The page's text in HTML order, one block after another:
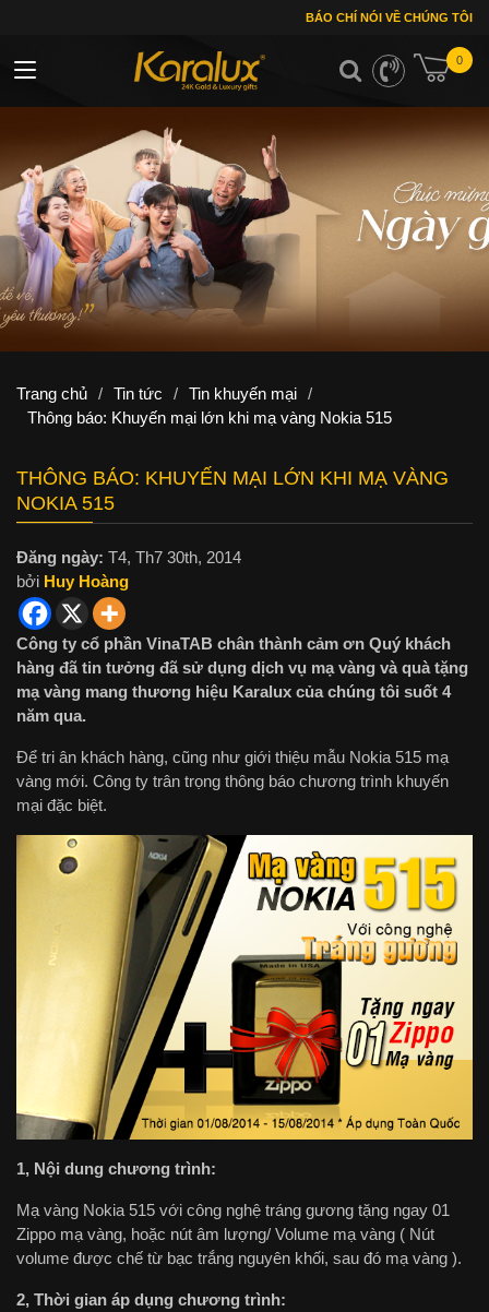
BÁO CHÍ NÓI VỀ CHÚNG TÔI
0
Toggle navigation
Trang chủ / Tin tức / Tin khuyến mại /
Thông báo: Khuyến mại lớn khi mạ vàng Nokia 515
THÔNG BÁO: KHUYẾN MẠI LỚN KHI MẠ VÀNG
NOKIA 515
Đăng ngày: T4, Th7 30th, 2014
bởi Huy Hoàng
Công ty cổ phần VinaTAB chân thành cảm ơn Quý khách
hàng đã tin tưởng đã sử dụng dịch vụ mạ vàng và quà tặng
mạ vàng mang thương hiệu Karalux của chúng tôi suốt 4
năm qua.
Để tri ân khách hàng, cũng như giới thiệu mẫu Nokia 515 mạ
vàng mới. Công ty trân trọng thông báo chương trình khuyến
mại đặc biệt.
1, Nội dung chương trình:
Mạ vàng Nokia 515 với công nghệ tráng gương tặng ngay 01
Zippo mạ vàng, hoặc nút âm lượng/ Volume mạ vàng ( Nút
volume được chế từ bạc trắng nguyên khối, sau đó mạ vàng ).
2, Thời gian áp dụng chương trình: